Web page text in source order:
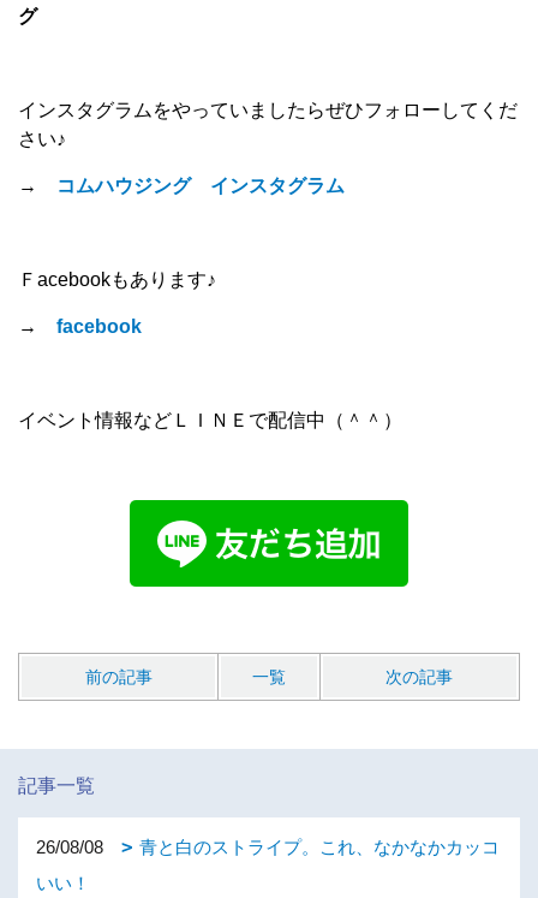
グ
インスタグラムをやっていましたらぜひフォローしてくだ
さい♪
→ コムハウジング インスタグラム
Ｆacebookもあります♪
→ facebook
イベント情報などＬＩＮＥで配信中（＾＾）
前の記事 一覧 次の記事
記事一覧
26/08/08
青と白のストライプ。これ、なかなかカッコ
いい！